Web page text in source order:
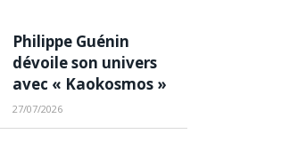
Philippe Guénin
dévoile son univers
avec « Kaokosmos »
27/07/2026